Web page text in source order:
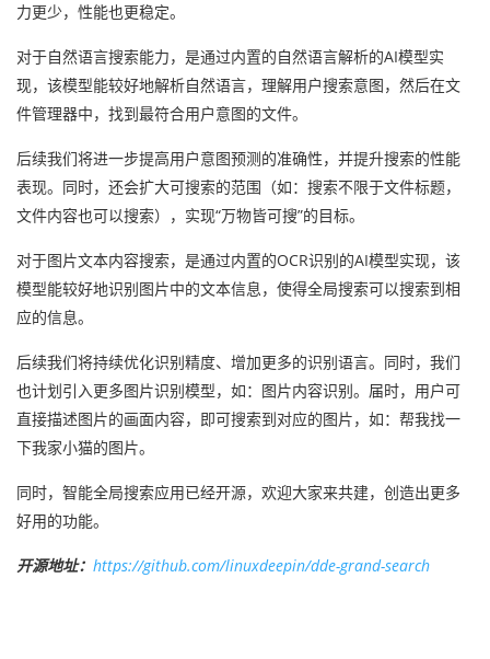
力更少，性能也更稳定。
对于自然语言搜索能力，是通过内置的自然语言解析的AI模型实
现，该模型能较好地解析自然语言，理解用户搜索意图，然后在文
件管理器中，找到最符合用户意图的文件。
后续我们将进一步提高用户意图预测的准确性，并提升搜索的性能
表现。同时，还会扩大可搜索的范围（如：搜索不限于文件标题，
文件内容也可以搜索），实现“万物皆可搜”的目标。
对于图片文本内容搜索，是通过内置的OCR识别的AI模型实现，该
模型能较好地识别图片中的文本信息，使得全局搜索可以搜索到相
应的信息。
后续我们将持续优化识别精度、增加更多的识别语言。同时，我们
也计划引入更多图片识别模型，如：图片内容识别。届时，用户可
直接描述图片的画面内容，即可搜索到对应的图片，如：帮我找一
下我家小猫的图片。
同时，智能全局搜索应用已经开源，欢迎大家来共建，创造出更多
好用的功能。
开源地址： https://github.com/linuxdeepin/dde-grand-search